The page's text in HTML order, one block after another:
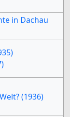
in Dachau
(1936)